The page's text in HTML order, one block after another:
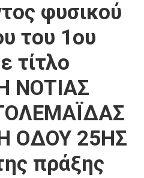
φυσικού
του 1ου
τίτλο
ΝΟΤΙΑΣ
ΟΔΟΥ 25ΗΣ
πράξης